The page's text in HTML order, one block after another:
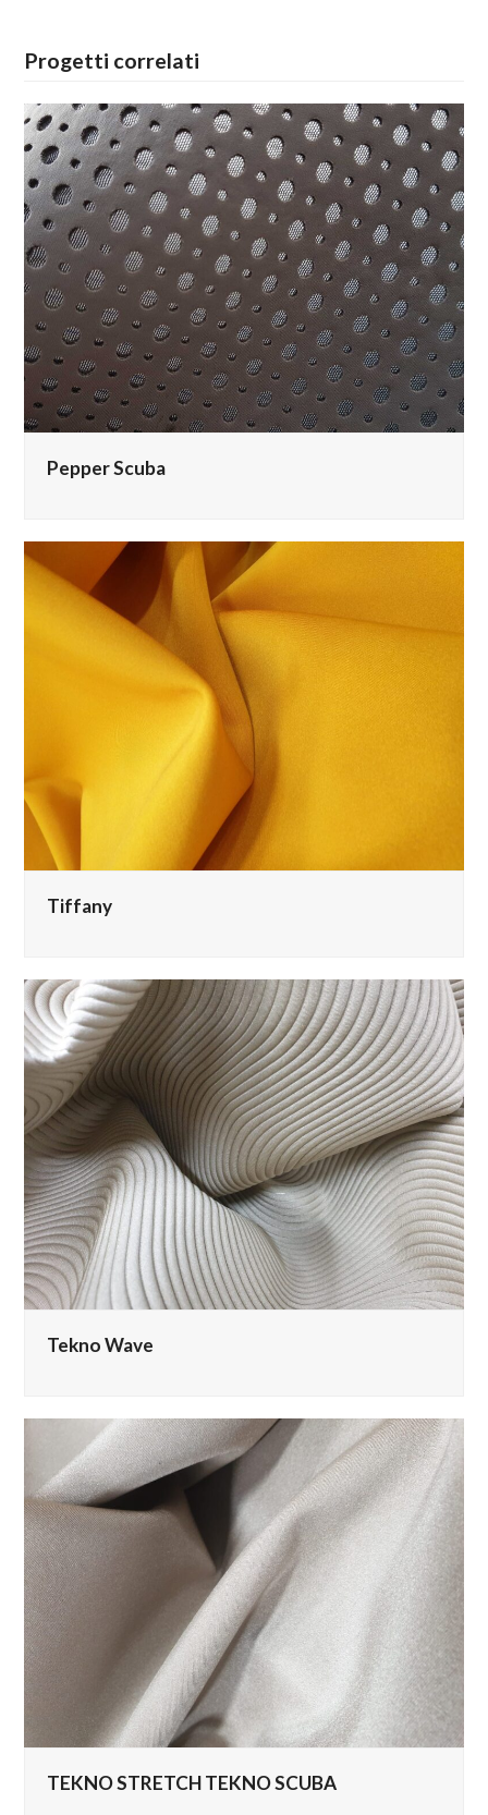
Progetti correlati
Pepper Scuba
Tiffany
Tekno Wave
TEKNO STRETCH TEKNO SCUBA